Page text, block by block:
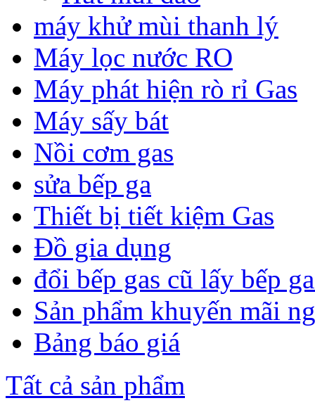
máy khử mùi thanh lý
Máy lọc nước RO
Máy phát hiện rò rỉ Gas
Máy sấy bát
Nồi cơm gas
sửa bếp ga
Thiết bị tiết kiệm Gas
Đồ gia dụng
đổi bếp gas cũ lấy bếp
Sản phẩm khuyến mãi
Bảng báo giá
Tất cả sản phẩm